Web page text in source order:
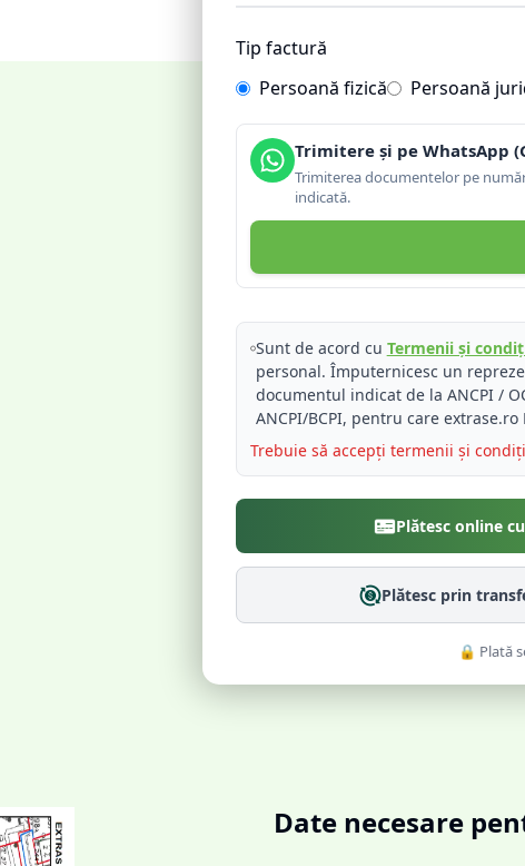
Tip factură
Persoană fizică
Persoană
Trimitere și pe WhatsApp
Trimiterea documentelor pe
indicată.
Sunt de acord cu Termenii și
personal. Împuternicesc un
documentul indicat de la ANCPI /
ANCPI/BCPI, pentru care
Trebuie să accepți termenii și
Plătesc online
Plătesc prin
🔒 Plată
Date necesare